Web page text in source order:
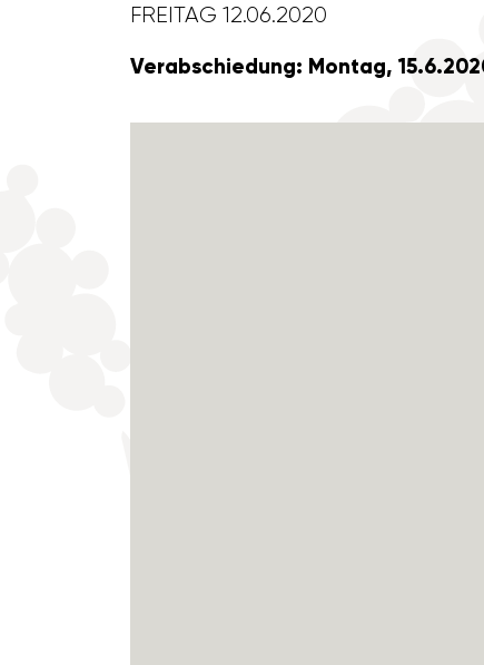
FREITAG 12.06.2020
Verab­schie­dung: Montag,